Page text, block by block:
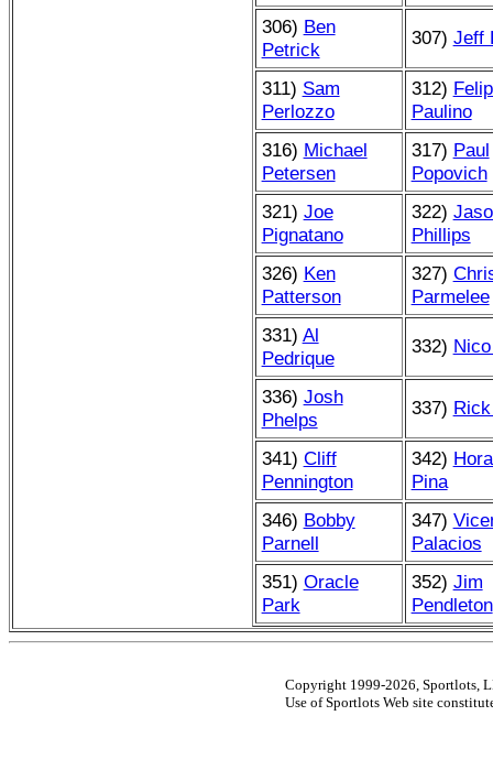
306) Ben
Petrick
307) Jeff
311) Sam
Perlozzo
312)
Paulino
316) Michael
Petersen
317) Paul
Popovich
321) Joe
Pignatano
322)
Phillips
326) Ken
Patterson
327)
Parmelee
331) Al
Pedrique
332)
336) Josh
Phelps
337)
341) Cliff
Pennington
342)
Pina
346) Bobby
Parnell
347)
Palacios
351) Oracle
Park
352) Jim
Pendleton
Copyright 1999-2026, Sportlots,
Use of Sportlots Web site